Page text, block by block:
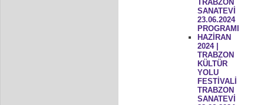
TRABZON
SANATEVİ
23.06.2024
PROGRAMI
HAZİRAN
2024 |
TRABZON
KÜLTÜR
YOLU
FESTİVALİ
TRABZON
SANATEVİ